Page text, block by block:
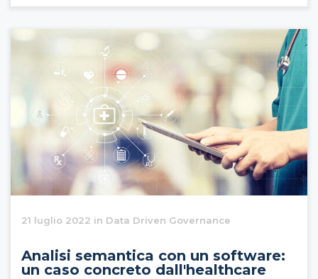
21 luglio 2022 in Data Driven Governance
Analisi semantica con un software:
un caso concreto dall'healthcare